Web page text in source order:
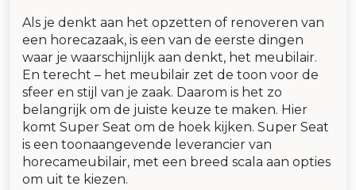
Als je denkt aan het opzetten of renoveren van
een horecazaak, is een van de eerste dingen
waar je waarschijnlijk aan denkt, het meubilair.
En terecht – het meubilair zet de toon voor de
sfeer en stijl van je zaak. Daarom is het zo
belangrijk om de juiste keuze te maken. Hier
komt Super Seat om de hoek kijken. Super Seat
is een toonaangevende leverancier van
horecameubilair, met een breed scala aan opties
om uit te kiezen.